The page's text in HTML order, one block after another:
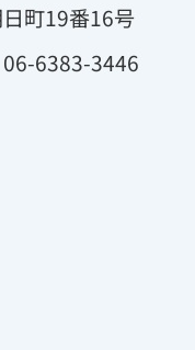
町19番16号
06-6383-3446